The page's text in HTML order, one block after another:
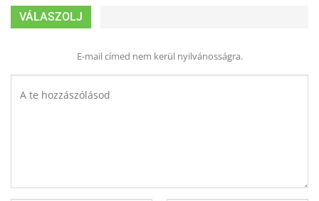
VÁLASZOLJ
E-mail címed nem kerül nyilvánosságra.